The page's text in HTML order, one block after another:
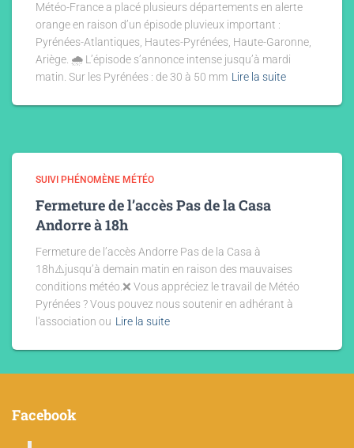
​​Météo-France a placé plusieurs départements en alerte
orange en raison d’un épisode pluvieux important : ​
Pyrénées-Atlantiques, Hautes-Pyrénées, ​Haute-Garonne, ​
Ariège. 🌧 ​L’épisode s’annonce intense jusqu’à mardi
matin. Sur les Pyrénées : de 30 à 50 mm Lire la suite
SUIVI PHÉNOMÈNE MÉTÉO
Fermeture de l’accès Pas de la Casa
Andorre à 18h
Fermeture de l’accès Andorre Pas de la Casa à
18h⚠️jusqu’à demain matin en raison des mauvaises
conditions météo.❌ Vous appréciez le travail de Météo
Pyrénées ? Vous pouvez nous soutenir en adhérant à
l'association ou Lire la suite
Facebook